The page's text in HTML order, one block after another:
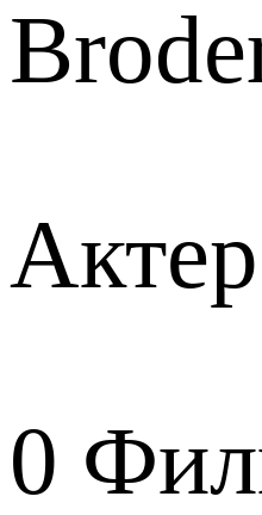
Актер
0